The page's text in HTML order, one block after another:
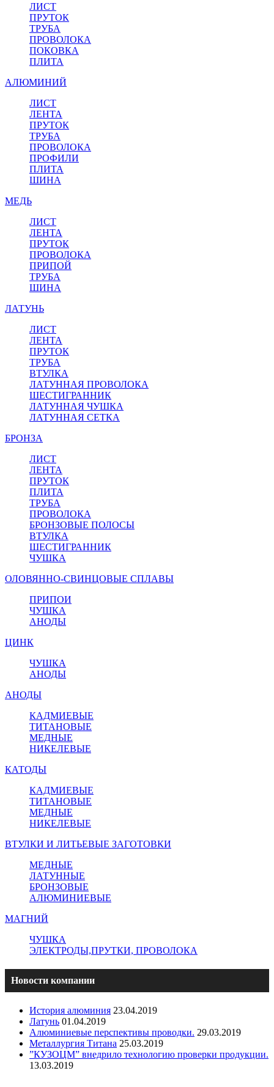
ЛИСТ
ПРУТОК
ТРУБА
ПРОВОЛОКА
ПОКОВКА
ПЛИТА
АЛЮМИНИЙ
ЛИСТ
ЛЕНТА
ПРУТОК
ТРУБА
ПРОВОЛОКА
ПРОФИЛИ
ПЛИТА
ШИНА
МЕДЬ
ЛИСТ
ЛЕНТА
ПРУТОК
ПРОВОЛОКА
ПРИПОЙ
ТРУБА
ШИНА
ЛАТУНЬ
ЛИСТ
ЛЕНТА
ПРУТОК
ТРУБА
ВТУЛКА
ЛАТУННАЯ ПРОВОЛОКА
ШЕСТИГРАННИК
ЛАТУННАЯ ЧУШКА
ЛАТУННАЯ СЕТКА
БРОНЗА
ЛИСТ
ЛЕНТА
ПРУТОК
ПЛИТА
ТРУБА
ПРОВОЛОКА
БРОНЗОВЫЕ ПОЛОСЫ
ВТУЛКА
ШЕСТИГРАННИК
ЧУШКА
ОЛОВЯННО-СВИНЦОВЫЕ СПЛАВЫ
ПРИПОИ
ЧУШКА
АНОДЫ
ЦИНК
ЧУШКА
АНОДЫ
АНОДЫ
КАДМИЕВЫЕ
ТИТАНОВЫЕ
МЕДНЫЕ
НИКЕЛЕВЫЕ
КАТОДЫ
КАДМИЕВЫЕ
ТИТАНОВЫЕ
МЕДНЫЕ
НИКЕЛЕВЫЕ
ВТУЛКИ И ЛИТЬЕВЫЕ ЗАГОТОВКИ
МЕДНЫЕ
ЛАТУННЫЕ
БРОНЗОВЫЕ
АЛЮМИНИЕВЫЕ
МАГНИЙ
ЧУШКА
ЭЛЕКТРОДЫ,ПРУТКИ, ПРОВОЛОКА
Новости компании
История алюминия 23.04.2019
Латунь 01.04.2019
Алюминиевые перспективы проводки. 29.03.2019
Металлургия Титана 25.03.2019
”КУЗОЦМ” внедрило технологию проверки продукции.
13.03.2019